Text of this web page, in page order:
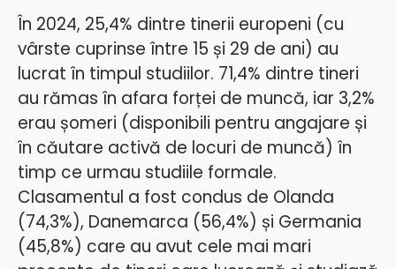
În 2024, 25,4% dintre tinerii europeni (cu
vârste cuprinse între 15 și 29 de ani) au
lucrat în timpul studiilor. 71,4% dintre tineri
au rămas în afara forței de muncă, iar 3,2%
erau șomeri (disponibili pentru angajare și
în căutare activă de locuri de muncă) în
timp ce urmau studiile formale.
Clasamentul a fost condus de Olanda
(74,3%), Danemarca (56,4%) și Germania
(45,8%) care au avut cele mai mari